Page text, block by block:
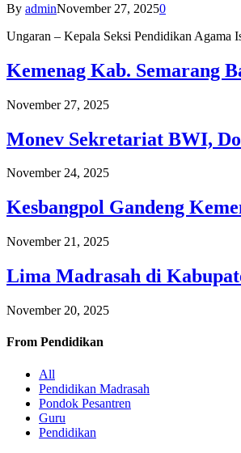
By adminNovember 27, 20250
Ungaran – Kepala Seksi Pendidikan
Kemenag Kab. Semarang
November 27, 2025
Monev Sekretariat BWI,
November 24, 2025
Kesbangpol Gandeng
November 21, 2025
Lima Madrasah di
November 20, 2025
From Pendidikan
All
Pendidikan Madrasah
Pondok Pesantren
Guru
Pendidikan